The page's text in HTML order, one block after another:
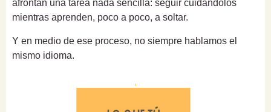
afrontan una tarea nada sencilla: seguir cuidándolos
mientras aprenden, poco a poco, a soltar.
Y en medio de ese proceso, no siempre hablamos el
mismo idioma.